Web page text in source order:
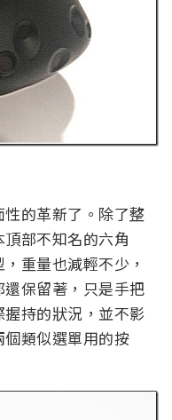
的革新了。除了整
部不知名的六角
重量也減輕不少，
保留著，只是手把
持的狀況，並不影
類似選單用的按